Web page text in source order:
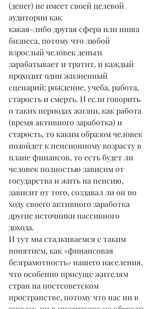
(денег) не имеет своей целевой
аудитории как
какая-либо другая сфера или ниша
бизнеса, потому что любой
взрослый человек деньги
зарабатывает и тратит, и каждый
проходит один жизненный
сценарий: рождение, учеба, работа,
старость и смерть. И если говорить
о таких периодах жизни, как работа
(время активного заработка) и
старость, то каким образом человек
подойдет к пенсионному возрасту в
плане финансов, то есть будет ли
человек полностью зависим от
государства и жить на пенсию,
зависит от того, создавал ли он по
ходу своего активного заработка
другие источники пассивного
дохода.
И тут мы сталкиваемся с таким
понятием, как «финансовая
безграмотность» нашего населения,
что особенно присуще жителям
стран на постсоветском
пространстве, потому что нас ни в